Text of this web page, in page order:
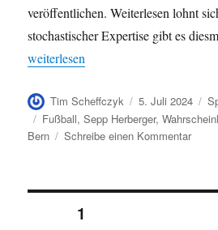
veröffentlichen. Weiterlesen lohnt
stochastischer Expertise gibt es
„Das Wunder von Bern –
weiterlesen
Autor
Tim Scheffczyk
Veröffentlicht
am
5. Juli 2024
Schlagwörter
Fußball,Sepp Herberger,
Bern
Schreibe einen Kommentarzu
von
1